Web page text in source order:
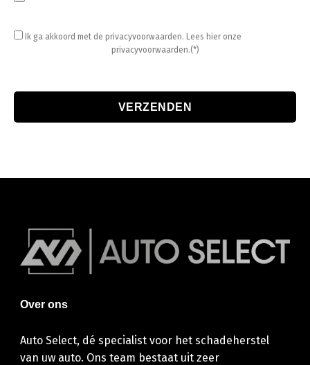
Ik ga akkoord met de privacyvoorwaarden. Lees hier onze
privacyvoorwaarden.(*)
Over ons
Auto Select, dé specialist voor het schadeherstel
van uw auto. Ons team bestaat uit zeer